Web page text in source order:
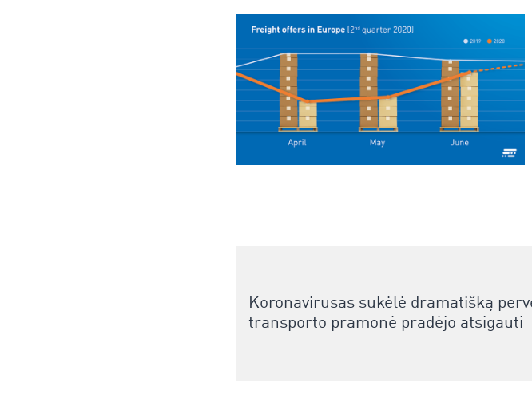
Koronavirusas sukėlė dramatišką
transporto pramonė pradėjo atsigauti